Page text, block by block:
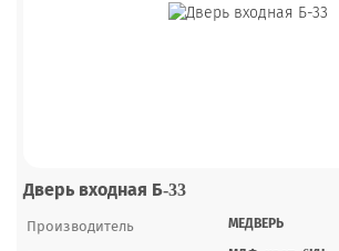
Дверь входная Б-33
Производитель МЕДВЕРЬ